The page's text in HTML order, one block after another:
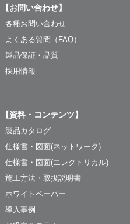
【お問い合わせ】
各種お問い合わせ
よくある質問（FAQ）
製品保証・品質
採用情報
【資料・コンテンツ】
製品カタログ
仕様書・図面(ネットワーク)
仕様書・図面(エレクトリカル)
施工方法・取扱説明書
ホワイトペーパー
導入事例